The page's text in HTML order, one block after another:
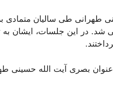
طی سالیان متمادی
شد. در این جلسات، ایشان به
بصری آیت الله حسینی